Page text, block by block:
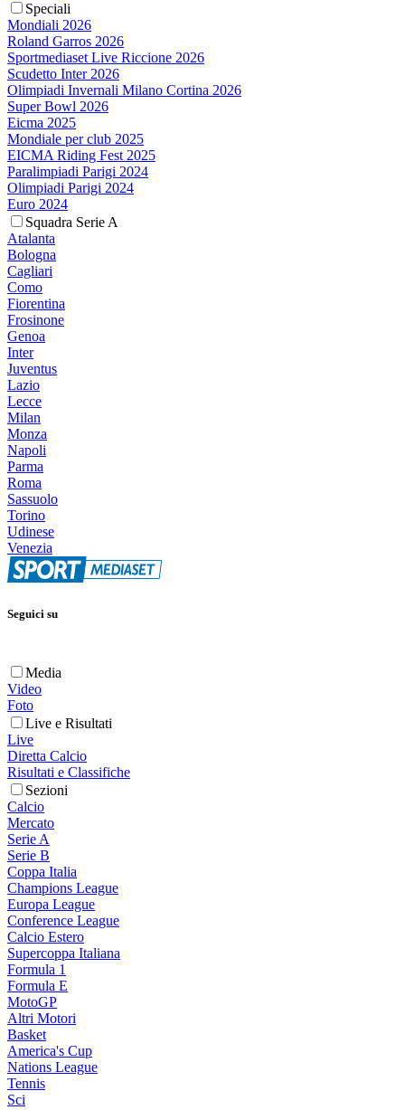
Speciali
Mondiali 2026
Roland Garros 2026
Sportmediaset Live Riccione 2026
Scudetto Inter 2026
Olimpiadi Invernali Milano Cortina 2026
Super Bowl 2026
Eicma 2025
Mondiale per club 2025
EICMA Riding Fest 2025
Paralimpiadi Parigi 2024
Olimpiadi Parigi 2024
Euro 2024
Squadra Serie A
Atalanta
Bologna
Cagliari
Como
Fiorentina
Frosinone
Genoa
Inter
Juventus
Lazio
Lecce
Milan
Monza
Napoli
Parma
Roma
Sassuolo
Torino
Udinese
Venezia
Seguici su
Media
Video
Foto
Live e Risultati
Live
Diretta Calcio
Risultati e Classifiche
Sezioni
Calcio
Mercato
Serie A
Serie B
Coppa Italia
Champions League
Europa League
Conference League
Calcio Estero
Supercoppa Italiana
Formula 1
Formula E
MotoGP
Altri Motori
Basket
America's Cup
Nations League
Tennis
Sci